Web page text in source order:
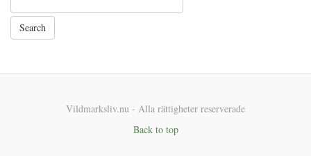
Vildmarksliv.nu - Alla rättigheter reserverade
Back to top